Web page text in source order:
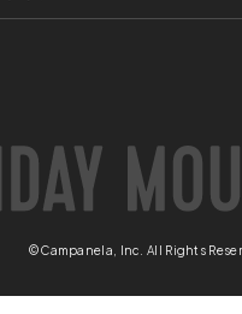
©Campanela, Inc. All Rights